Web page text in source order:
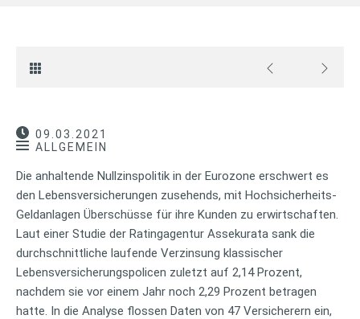
09.03.2021
ALLGEMEIN
Die anhaltende Nullzinspolitik in der Eurozone erschwert es
den Lebensversicherungen zusehends, mit Hochsicherheits-
Geldanlagen Überschüsse für ihre Kunden zu erwirtschaften.
Laut einer Studie der Ratingagentur Assekurata sank die
durchschnittliche laufende Verzinsung klassischer
Lebensversicherungspolicen zuletzt auf 2,14 Prozent,
nachdem sie vor einem Jahr noch 2,29 Prozent betragen
hatte. In die Analyse flossen Daten von 47 Versicherern ein,